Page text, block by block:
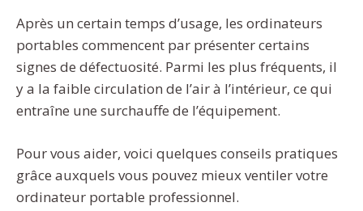
Après un certain temps d’usage, les ordinateurs
portables commencent par présenter certains
signes de défectuosité. Parmi les plus fréquents, il
y a la faible circulation de l’air à l’intérieur, ce qui
entraîne une surchauffe de l’équipement.
Pour vous aider, voici quelques conseils pratiques
grâce auxquels vous pouvez mieux ventiler votre
ordinateur portable professionnel.